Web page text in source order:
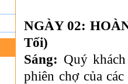
NGÀY 02:
Tối)
Sáng: Quý
phiên chợ của